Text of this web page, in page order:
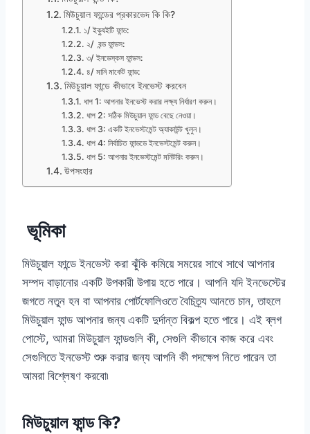
মিউচুয়াল ফান্ডের প্রকারভেদ কি কি?
১/ ইক্যুইটি ফান্ড:
২/ বন্ড ফান্ডস:
৩/ ইনডেস্কস ফান্ডস:
৪/ মানি মার্কেট ফান্ড:
মিউচুয়াল ফান্ডে কীভাবে ইনভেস্ট করবেন
ধাপ 1: আপনার ইনভেস্ট করার লক্ষ্য নির্ধারণ করুন।
ধাপ 2: সঠিক মিউচুয়াল ফান্ড বেছে নেওয়া।
ধাপ 3: একটি ইনভেস্টমেন্ট অ্যাকাউন্ট খুলুন।
ধাপ 4: নির্বাচিত ফান্ডডে ইনভেস্টমেন্ট করুন।
ধাপ 5: আপনার ইনভেস্টমেন্ট মনিটরিং করুন।
উপসংহার
ভূমিকা
মিউচুয়াল ফান্ডে ইনভেস্ট করা ঝুঁকি কমিয়ে সময়ের সাথে সাথে আপনার
সম্পদ বাড়ানোর একটি উপকারী উপায় হতে পারে। আপনি যদি ইনভেস্টের
জগতে নতুন হন বা আপনার পোর্টফোলিওতে বৈচিত্র্য আনতে চান, তাহলে
মিউচুয়াল ফান্ড আপনার জন্য একটি দুর্দান্ত বিকল্প হতে পারে। এই ব্লগ
পোস্টে, আমরা মিউচুয়াল ফান্ডগুলি কী, সেগুলি কীভাবে কাজ করে এবং
সেগুলিতে ইনভেস্ট শুরু করার জন্য আপনি কী পদক্ষেপ নিতে পারেন তা
আমরা বিশ্লেষণ করবো৷
মিউচুয়াল ফান্ড কি?